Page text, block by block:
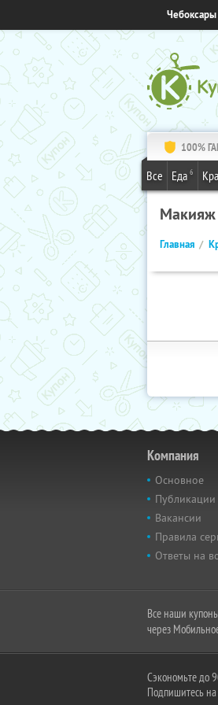
Чебоксары
100%
Все Еда 6
Макияж
Главная
Компания
Основное
Публикации
Вакансии
Правила
Ответы на
Все наши
через
Сэкономьте до
Подпишитесь